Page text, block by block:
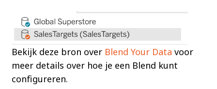
Bekijk deze bron over Blend Your Data voor
meer details over hoe je een Blend kunt
configureren.